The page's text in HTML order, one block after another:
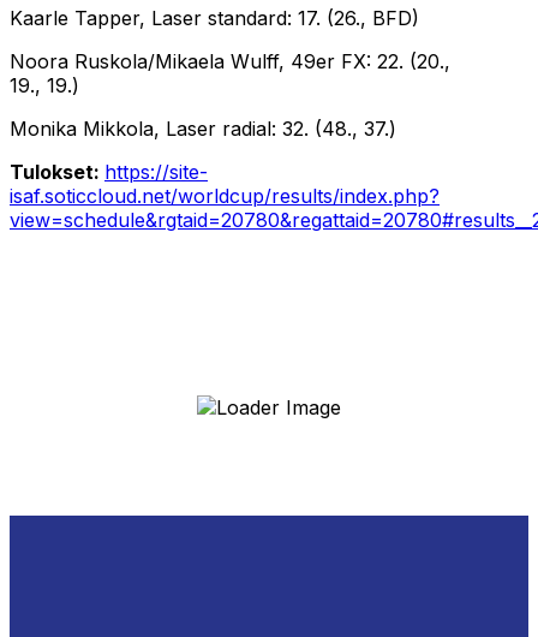
Kaarle Tapper, Laser standard: 17. (26., BFD)
Noora Ruskola/Mikaela Wulff, 49er FX: 22. (20.,
19., 19.)
Monika Mikkola, Laser radial: 32. (48., 37.)
Tulokset: https://site-
isaf.soticcloud.net/worldcup/results/index.php?